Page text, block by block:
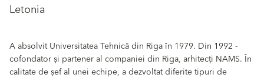
Letonia
A absolvit Universitatea Tehnică din Riga în 1979. Din 1992 -
cofondator și partener al companiei din Riga, arhitecți NAMS. În
calitate de șef al unei echipe, a dezvoltat diferite tipuri de